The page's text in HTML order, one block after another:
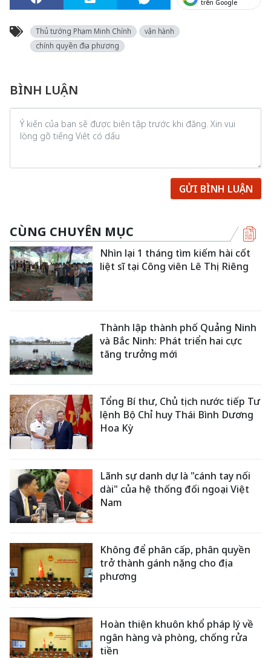
trên Google
Thủ tướng Phạm Minh Chính
vận hành
chính quyền địa phương
BÌNH LUẬN
GỬI BÌNH LUẬN
CÙNG CHUYÊN MỤC
Nhìn lại 1 tháng tìm kiếm hài cốt
liệt sĩ tại Công viên Lê Thị Riêng
Thành lập thành phố Quảng Ninh
và Bắc Ninh: Phát triển hai cực
tăng trưởng mới
Tổng Bí thư, Chủ tịch nước tiếp Tư
lệnh Bộ Chỉ huy Thái Bình Dương
Hoa Kỳ
Lãnh sự danh dự là "cánh tay nối
dài" của hệ thống đối ngoại Việt
Nam
Không để phân cấp, phân quyền
trở thành gánh nặng cho địa
phương
Hoàn thiện khuôn khổ pháp lý về
ngân hàng và phòng, chống rửa
tiền